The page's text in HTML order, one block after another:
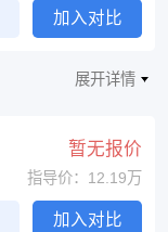
加入对比
展开详情
暂无报价
指导价：12.19万
加入对比